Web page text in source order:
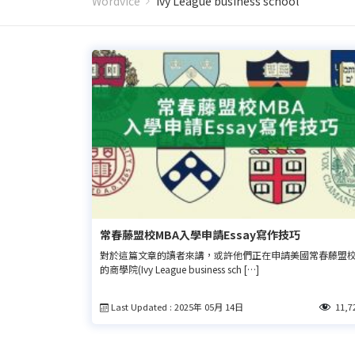
常春藤盟校MBA入學申請Essay寫作技巧
對於這篇文章的讀者來講，或許他們正在申請美國常春藤盟
的商學院(Ivy League business sch […]
Last Updated : 2025年 05月 14日